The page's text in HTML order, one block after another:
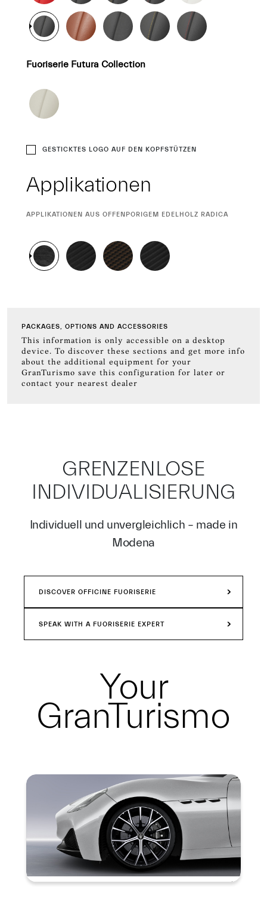
Fuoriserie Futura Collection
GESTICKTES LOGO AUF DEN KOPFSTÜTZEN
Applikationen
CURRENT
APPLIKATIONEN AUS OFFENPORIGEM EDELHOLZ RADICA
PACKAGES, OPTIONS AND ACCESSORIES
This information is only accessible on a desktop
device. To discover these sections and get more info
about the additional equipment for your
GranTurismo save this configuration for later or
contact your nearest dealer
GRENZENLOSE
INDIVIDUALISIERUNG
Individuell und unvergleichlich – made in
Modena
DISCOVER OFFICINE FUORISERIE
SPEAK WITH A FUORISERIE EXPERT
Your
GranTurismo
Summary